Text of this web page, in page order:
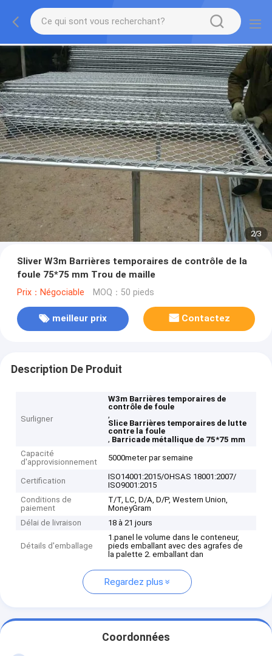
2/3
Sliver W3m Barrières temporaires de contrôle de la
foule 75*75 mm Trou de maille
Prix：Négociable MOQ：50 pieds
meilleur prix Contactez
Description De Produit
Surligner
W3m Barrières temporaires de
contrôle de foule
,
Slice Barrières temporaires de lutte
contre la foule
, Barricade métallique de 75*75 mm
Capacité
d'approvisionnement
5000meter par semaine
Certification
ISO14001:2015/OHSAS 18001:2007/
ISO9001:2015
Conditions de
paiement
T/T, LC, D/A, D/P, Western Union,
MoneyGram
Délai de livraison
18 à 21 jours
Détails d'emballage
1.panel le volume dans le conteneur,
pieds emballant avec des agrafes de
la palette 2. emballant dan
Regardez plus
Coordonnées